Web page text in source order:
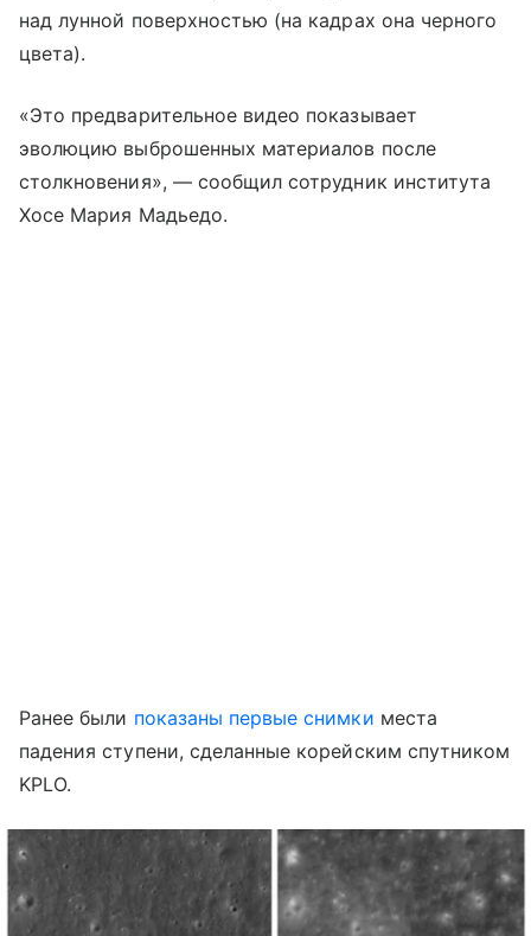
над лунной поверхностью (на кадрах она черного
цвета).
«Это предварительное видео показывает
эволюцию выброшенных материалов после
столкновения», — сообщил сотрудник института
Хосе Мария Мадьедо.
Ранее были показаны первые снимки места
падения ступени, сделанные корейским спутником
KPLO.